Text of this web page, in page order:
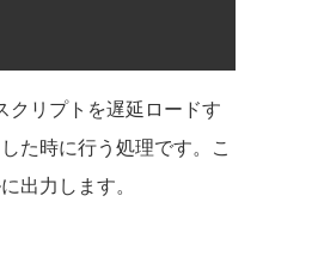
リプトを遅延ロードす
た時に行う処理です。こ
出力します。